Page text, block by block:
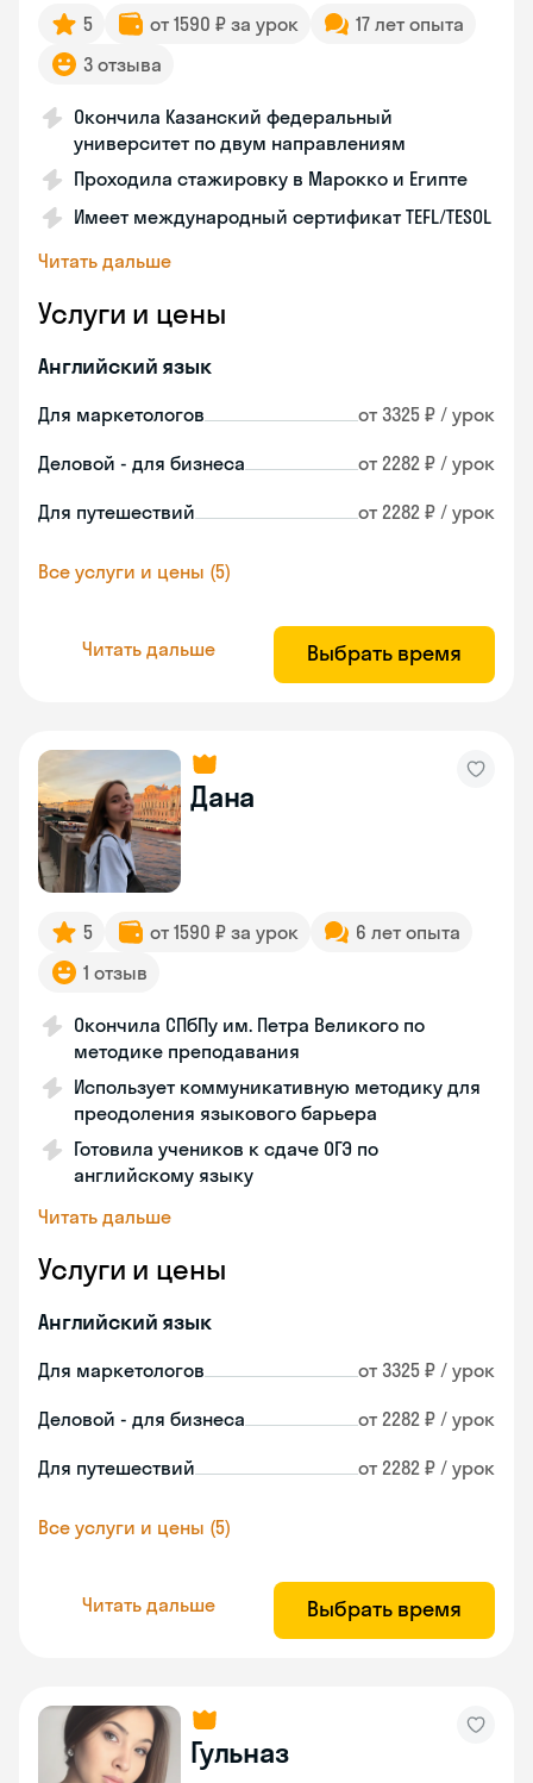
5 от 1590 ₽ за урок
17 лет опыта
3 отзыва
Окончила Казанский федеральный
университет по двум направлениям
Проходила стажировку в Марокко и Египте
Имеет международный сертификат TEFL/TESOL
Читать дальше
Услуги и цены
Английский язык
Для маркетологов от 3325 ₽ / урок
Деловой - для бизнеса от 2282 ₽ / урок
Для путешествий от 2282 ₽ / урок
Все услуги и цены (5)
Читать дальше Выбрать время
Дана
5 от 1590 ₽ за урок
6 лет опыта
1 отзыв
Окончила СПбПу им. Петра Великого по
методике преподавания
Использует коммуникативную методику для
преодоления языкового барьера
Готовила учеников к сдаче ОГЭ по
английскому языку
Читать дальше
Услуги и цены
Английский язык
Для маркетологов от 3325 ₽ / урок
Деловой - для бизнеса от 2282 ₽ / урок
Для путешествий от 2282 ₽ / урок
Все услуги и цены (5)
Читать дальше Выбрать время
Гульназ